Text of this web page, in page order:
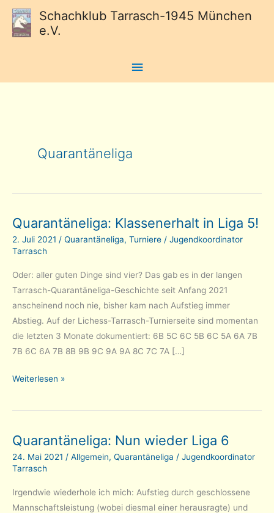
Schachklub Tarrasch-1945 München
e.V.
Hauptmenü
Quarantäneliga
Quarantäneliga: Klassenerhalt in Liga 5!
2. Juli 2021 / Quarantäneliga, Turniere / Jugendkoordinator
Tarrasch
Oder: aller guten Dinge sind vier? Das gab es in der langen
Tarrasch-Quarantäneliga-Geschichte seit Anfang 2021
anscheinend noch nie, bisher kam nach Aufstieg immer
Abstieg. Auf der Lichess-Tarrasch-Turnierseite sind momentan
die letzten 3 Monate dokumentiert: 6B 5C 6C 5B 6C 5A 6A 7B
7B 6C 6A 7B 8B 9B 9C 9A 9A 8C 7C 7A […]
Quarantäneliga:
in
5!
Weiterlesen »
Quarantäneliga: Nun wieder Liga 6
24. Mai 2021 / Allgemein, Quarantäneliga / Jugendkoordinator
Tarrasch
Irgendwie wiederhole ich mich: Aufstieg durch geschlossene
Mannschaftsleistung (wobei diesmal einer herausragte) und